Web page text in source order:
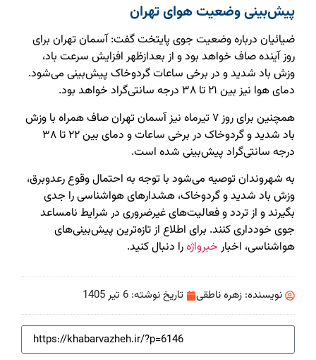
پیش‌بینی وضعیت هوای تهران
ضیائیان درباره وضعیت جوی پایتخت گفت: آسمان تهران برای
روز آینده صاف خواهد بود و از بعدازظهر افزایش سرعت باد،
وزش باد شدید و در برخی ساعات گردوخاک پیش‌بینی می‌شود.
دمای هوا نیز بین ۲۱ تا ۳۸ درجه سانتی‌گراد خواهد بود.
همچنین برای روز ۷ تیرماه نیز آسمان تهران صاف همراه با وزش
باد شدید و گردوخاک در برخی ساعات و دمای بین ۲۲ تا ۳۸
درجه سانتی‌گراد پیش‌بینی شده است.
به شهروندان توصیه می‌شود با توجه به احتمال وقوع رعدوبرق،
وزش باد شدید و گردوخاک، هشدارهای هواشناسی را جدی
بگیرند و از تردد و فعالیت‌های غیرضروری در شرایط نامساعد
جوی خودداری کنند. برای اطلاع از تازه‌ترین پیش‌بینی‌های
هواشناسی، اخبار خبرواژهرا دنبال کنید.
نویسنده: زهره ناطقی تاریخ نوشته: 6 تیر 1405